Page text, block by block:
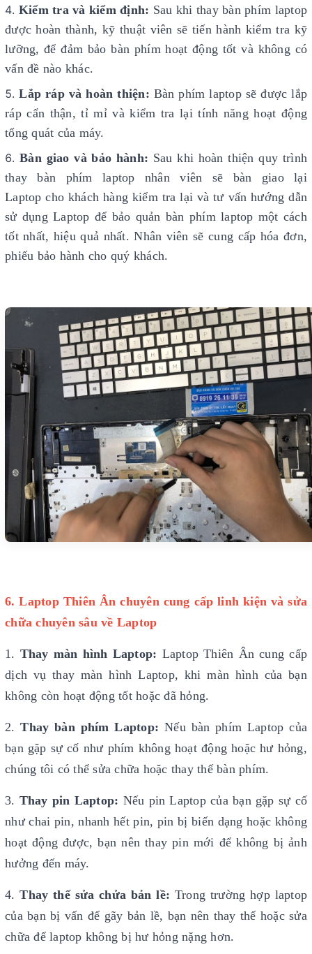
Kiểm tra và kiểm định: Sau khi thay bàn phím laptop
được hoàn thành, kỹ thuật viên sẽ tiến hành kiểm tra kỹ
lưỡng, để đảm bảo bàn phím hoạt động tốt và không có
vấn đề nào khác.
Lắp ráp và hoàn thiện: Bàn phím laptop sẽ được lắp
ráp cẩn thận, tỉ mỉ và kiểm tra lại tính năng hoạt động
tổng quát của máy.
Bàn giao và bảo hành: Sau khi hoàn thiện quy trình
thay bàn phím laptop nhân viên sẽ bàn giao lại
Laptop cho khách hàng kiểm tra lại và tư vấn hướng dẫn
sử dụng Laptop để bảo quản bàn phím laptop một cách
tốt nhất, hiệu quả nhất. Nhân viên sẽ cung cấp hóa đơn,
phiếu bảo hành cho quý khách.
6. Laptop Thiên Ân chuyên cung cấp linh kiện và sửa
chữa chuyên sâu về Laptop
1. Thay màn hình Laptop: Laptop Thiên Ân cung cấp
dịch vụ thay màn hình Laptop, khi màn hình của bạn
không còn hoạt động tốt hoặc đã hỏng.
2.Thay bàn phím Laptop: Nếu bàn phím Laptop của
bạn gặp sự cố như phím không hoạt động hoặc hư hỏng,
chúng tôi có thể sửa chữa hoặc thay thế bàn phím.
3. Thay pin Laptop: Nếu pin Laptop của bạn gặp sự cố
như chai pin, nhanh hết pin, pin bị biến dạng hoặc không
hoạt động được, bạn nên thay pin mới để không bị ảnh
hưởng đến máy.
4.Thay thế sửa chửa bản lề: Trong trường hợp laptop
của bạn bị vấn để gãy bản lề, bạn nên thay thế hoặc sửa
chữa để laptop không bị hư hỏng nặng hơn.